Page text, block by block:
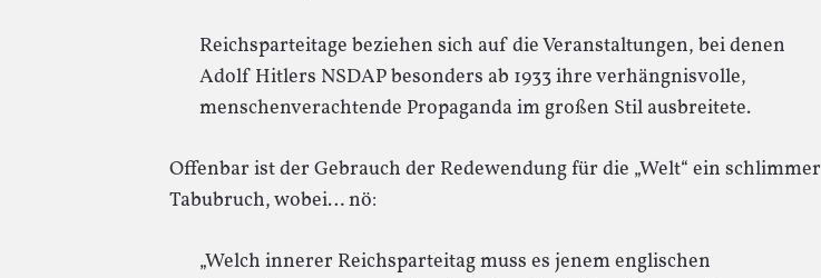
Reichsparteitage beziehen sich auf die Veranstaltungen, bei denen
Adolf Hitlers NSDAP besonders ab 1933 ihre verhängnisvolle,
menschenverachtende Propaganda im großen Stil ausbreitete.
Offenbar ist der Gebrauch der Redewendung für die „Welt“ ein schlimmer
Tabubruch, wobei… nö:
„Welch innerer Reichsparteitag muss es jenem englischen